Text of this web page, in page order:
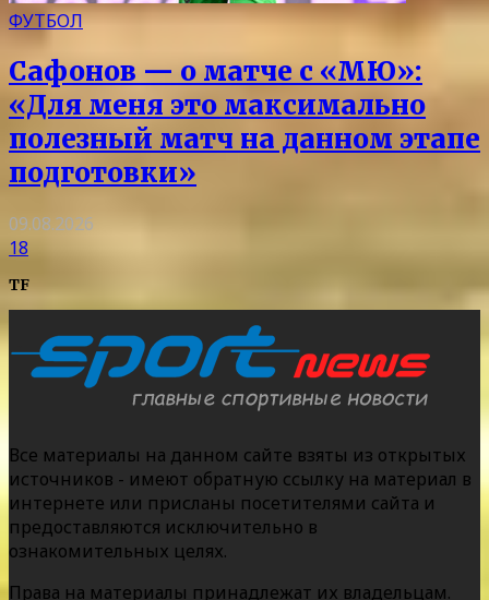
ФУТБОЛ
Сафонов — о матче с «МЮ»:
«Для меня это максимально
полезный матч на данном этапе
подготовки»
09.08.2026
18
TF
Все материалы на данном сайте взяты из открытых
источников - имеют обратную ссылку на материал в
интернете или присланы посетителями сайта и
предоставляются исключительно в
ознакомительных целях.
Права на материалы принадлежат их владельцам.